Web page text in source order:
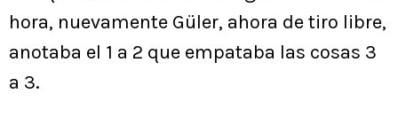
hora, nuevamente Güler, ahora de tiro libre,
anotaba el 1 a 2 que empataba las cosas 3
a 3.